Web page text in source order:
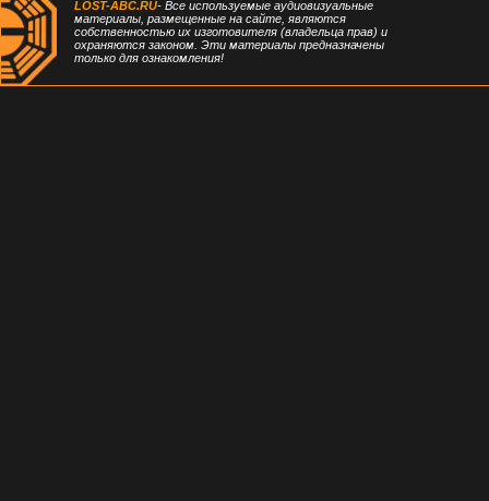
LOST-ABC.RU- Все используемые аудиовизуальные
материалы, размещенные на сайте, являются
собственностью их изготовителя (владельца прав) и
охраняются законом. Эти материалы предназначены
только для ознакомления!